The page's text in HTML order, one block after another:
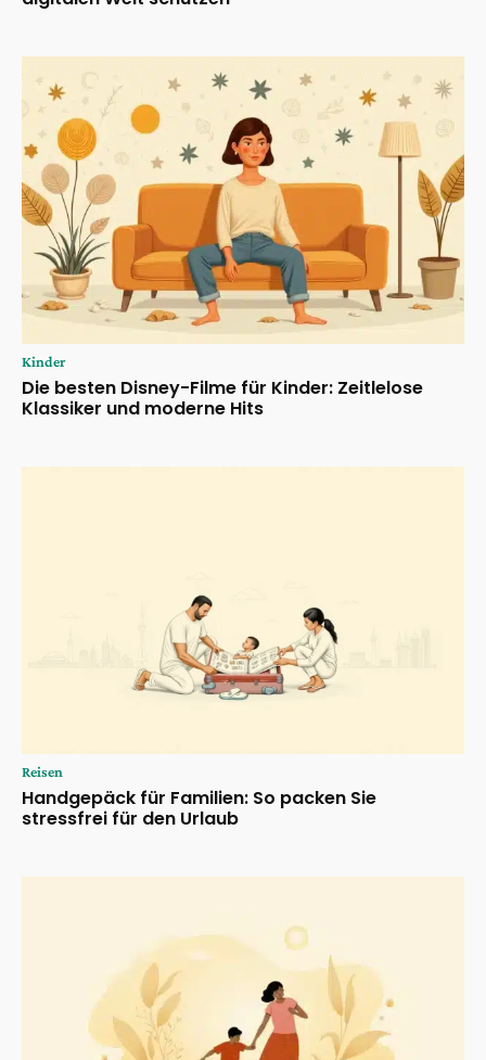
Kinder
Die besten Disney-Filme für Kinder: Zeitlelose
Klassiker und moderne Hits
Reisen
Handgepäck für Familien: So packen Sie
stressfrei für den Urlaub